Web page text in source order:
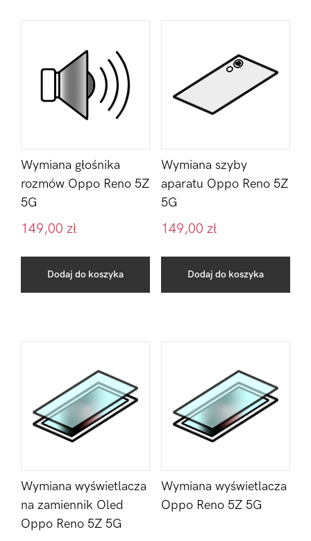
Wymiana głośnika
rozmów Oppo Reno 5Z
5G
149,00 zł
Dodaj do koszyka
Wymiana szyby
aparatu Oppo Reno 5Z
5G
149,00 zł
Dodaj do koszyka
Wymiana wyświetlacza
na zamiennik Oled
Oppo Reno 5Z 5G
Wymiana wyświetlacza
Oppo Reno 5Z 5G